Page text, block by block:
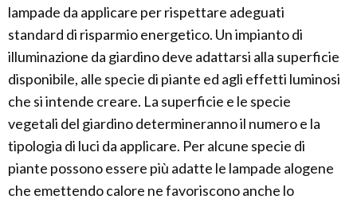
lampade da applicare per rispettare adeguati
standard di risparmio energetico. Un impianto di
illuminazione da giardino deve adattarsi alla superficie
disponibile, alle specie di piante ed agli effetti luminosi
che si intende creare. La superficie e le specie
vegetali del giardino determineranno il numero e la
tipologia di luci da applicare. Per alcune specie di
piante possono essere più adatte le lampade alogene
che emettendo calore ne favoriscono anche lo